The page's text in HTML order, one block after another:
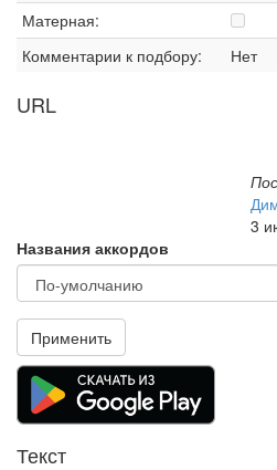
Матерная:
Комментарии к подбору:
Нет
URL
3
Названия аккордов
Применить
Текст